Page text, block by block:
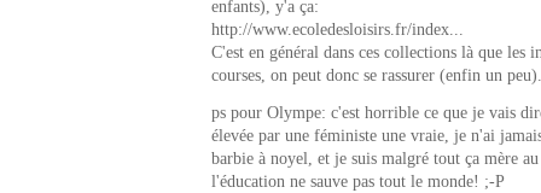
enfants), y'a ça:
http://www.ecoledesloisirs.fr/index...
C'est en général dans ces collections là que les
courses, on peut donc se rassurer (enfin un peu).
ps pour Olympe: c'est horrible ce que je vais
élevée par une féministe une vraie, je n'ai
barbie à noyel, et je suis malgré tout ça mère
l'éducation ne sauve pas tout le monde! ;-P